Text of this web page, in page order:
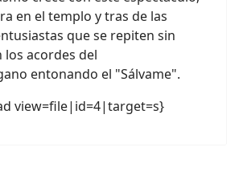
en el templo y tras de las
que se repiten sin
los acordes del
entonando el "Sálvame".
view=file|id=4|target=s}